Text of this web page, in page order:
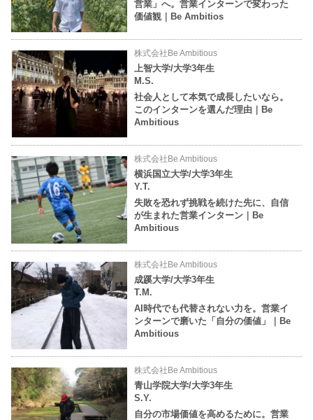
営業」へ。営業インターンで変わった
価値観｜Be Ambitios
株式会社Be Ambitious
上智大学/大学3年生
M.S.
社会人として本気で成長したいなら。
このインターンを選んだ理由｜Be
Ambitious
株式会社Be Ambitious
横浜国立大学/大学3年生
Y.T.
失敗を恐れず挑戦を続けた先に、自信
が生まれた営業インターン｜Be
Ambitious
株式会社Be Ambitious
成蹊大学/大学3年生
T.M.
AI時代でも代替されない力を。営業イ
ンターンで磨いた「自分の価値」｜Be
Ambitious
株式会社Be Ambitious
青山学院大学/大学3年生
S.Y.
自分の市場価値を高めるために。営業